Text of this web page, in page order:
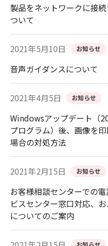
製品をネットワークに接
ついて
2021年5月10日 お知らせ
音声ガイダンスについて
2021年4月5日 お知らせ
Windowsアップデート（
プログラム）後、画像を
場合の対処方法
2021年2月15日 お知らせ
お客様相談センターでの
ビスセンター窓口対応、
についてのご案内